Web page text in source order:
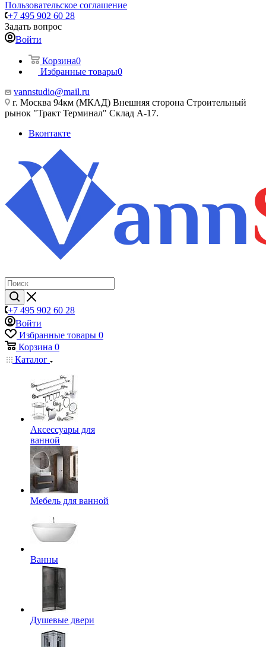
Пользовательское соглашение
+7 495 902 60 28
Задать вопрос
Войти
Корзина0
Избранные товары0
vannstudio@mail.ru
г. Москва 94км (МКАД) Внешняя сторона Строительный
рынок "Тракт Терминал" Склад А-17.
Вконтакте
+7 495 902 60 28
Войти
Избранные товары 0
Корзина 0
Каталог
Аксессуары для
ванной
Мебель для ванной
Ванны
Душевые двери